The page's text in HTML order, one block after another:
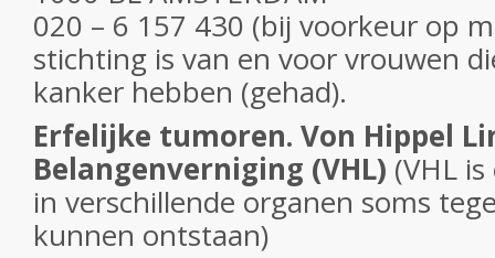
020 – 6 157 430 (bij voorkeur op
stichting is van en voor vrouwen
kanker hebben (gehad).
Erfelijke tumoren. Von Hippel
Belangenverniging (VHL) (VHL
in verschillende organen soms
kunnen ontstaan)